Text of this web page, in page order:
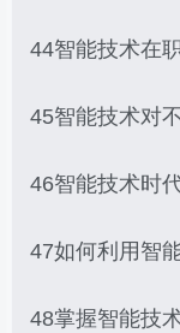
44智能技术在
45智能技术对
46智能技术时
47如何利用智
48掌握智能技